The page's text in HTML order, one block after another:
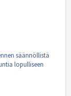
säännöllistä
lopulliseen